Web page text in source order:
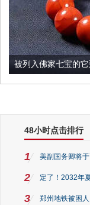
被列入佛家七宝的
48小时点击排行
1 美副国务卿将
2 定了！2032年
3 郑州地铁被困